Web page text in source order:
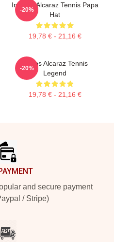
Intenso Alcaraz Tennis Papa
Hat
19,78 € - 21,16 €
-20%
Carlos Alcaraz Tennis
Legend
19,78 € - 21,16 €
-20%
and secure payment
/ Stripe)